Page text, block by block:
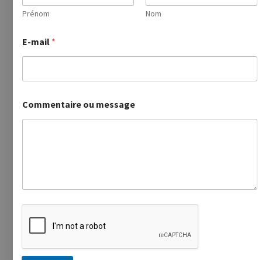
Prénom Nom
E-mail *
Commentaire ou message